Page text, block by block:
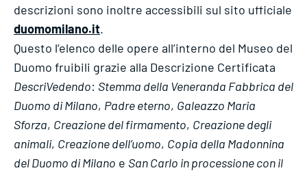
descrizioni sono inoltre accessibili sul sito ufficiale
duomomilano.it.
Questo l’elenco delle opere all’interno del Museo del
Duomo fruibili grazie alla Descrizione Certificata
DescriVedendo: Stemma della Veneranda Fabbrica del
Duomo di Milano, Padre eterno, Galeazzo Maria
Sforza, Creazione del firmamento, Creazione degli
animali, Creazione dell’uomo, Copia della Madonnina
del Duomo di Milano e San Carlo in processione con il